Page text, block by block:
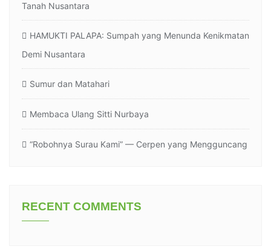
Tanah Nusantara
HAMUKTI PALAPA: Sumpah yang Menunda Kenikmatan
Demi Nusantara
Sumur dan Matahari
Membaca Ulang Sitti Nurbaya
“Robohnya Surau Kami” — Cerpen yang Mengguncang
RECENT COMMENTS